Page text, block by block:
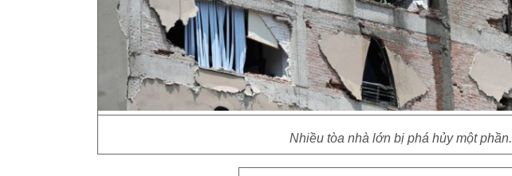
Nhiều tòa nhà lớn bị phá hủy một phần.